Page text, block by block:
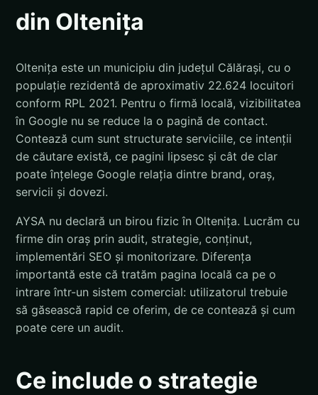
din Oltenița
Oltenița este un municipiu din județul Călărași, cu o
populație rezidentă de aproximativ 22.624 locuitori
conform RPL 2021. Pentru o firmă locală, vizibilitatea
în Google nu se reduce la o pagină de contact.
Contează cum sunt structurate serviciile, ce intenții
de căutare există, ce pagini lipsesc și cât de clar
poate înțelege Google relația dintre brand, oraș,
servicii și dovezi.
AYSA nu declară un birou fizic în Oltenița. Lucrăm cu
firme din oraș prin audit, strategie, conținut,
implementări SEO și monitorizare. Diferența
importantă este că tratăm pagina locală ca pe o
intrare într-un sistem comercial: utilizatorul trebuie
să găsească rapid ce oferim, de ce contează și cum
poate cere un audit.
Ce include o strategie